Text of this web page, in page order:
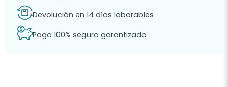
Devolución en 14 días laborables
Pago 100% seguro garantizado